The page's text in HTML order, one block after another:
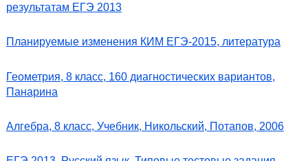
результатам ЕГЭ 2013
Планируемые изменения КИМ ЕГЭ-2015, литература
Геометрия, 8 класс, 160 диагностических вариантов,
Панарина
Алгебра, 8 класс, Учебник, Никольский, Потапов, 2006